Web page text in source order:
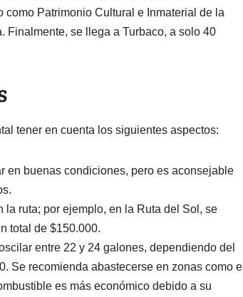
Patrimonio Cultural e Inmaterial de la
Finalmente, se llega a Turbaco, a solo 40
tener en cuenta los siguientes aspectos:
en buenas condiciones, pero es aconsejable
ruta; por ejemplo, en la Ruta del Sol, se
total de $150.000.
entre 22 y 24 galones, dependiendo del
Se recomienda abastecerse en zonas como el
es más económico debido a su